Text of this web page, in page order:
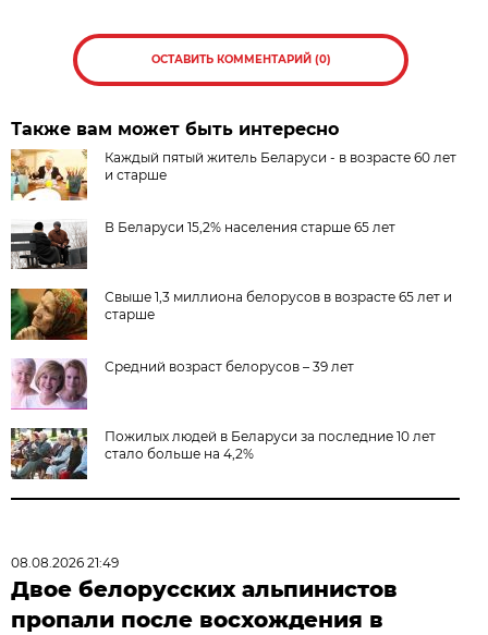
ОСТАВИТЬ КОММЕНТАРИЙ (0)
Также вам может быть интересно
Каждый пятый житель Беларуси - в возрасте 60 лет
и старше
В Беларуси 15,2% населения старше 65 лет
Свыше 1,3 миллиона белорусов в возрасте 65 лет и
старше
Средний возраст белорусов – 39 лет
Пожилых людей в Беларуси за последние 10 лет
стало больше на 4,2%
08.08.2026 21:49
Двое белорусских альпинистов
пропали после восхождения в